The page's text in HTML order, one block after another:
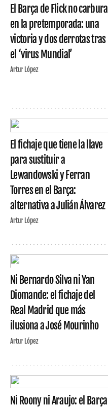
El Barça de Flick no carbura
en la pretemporada: una
victoria y dos derrotas tras
el ‘virus Mundial’
Artur López
El fichaje que tiene la llave
para sustituir a
Lewandowski y Ferran
Torres en el Barça:
alternativa a Julián Álvarez
Artur López
Ni Bernardo Silva ni Yan
Diomande: el fichaje del
Real Madrid que más
ilusiona a José Mourinho
Artur López
Ni Roony ni Araujo: el Barça